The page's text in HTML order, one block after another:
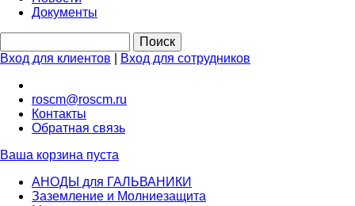
Документы
Вход для клиентов Вход для сотрудников
roscm@roscm.ru
Контакты
Обратная связь
Ваша корзина пуста
АНОДЫ для ГАЛЬВАНИКИ
Заземление и Молниезащита